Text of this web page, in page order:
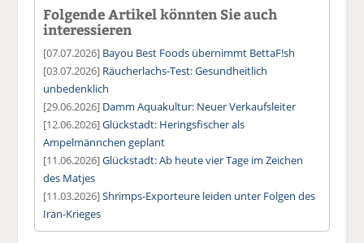
Folgende Artikel könnten Sie auch
interessieren
[07.07.2026] Bayou Best Foods übernimmt BettaF!sh
[03.07.2026] Räucherlachs-Test: Gesundheitlich
unbedenklich
[29.06.2026] Damm Aquakultur: Neuer Verkaufsleiter
[12.06.2026]Glückstadt: Heringsfischer als
Ampelmännchen geplant
[11.06.2026]Glückstadt: Ab heute vier Tage im Zeichen
des Matjes
[11.03.2026]Shrimps-Exporteure leiden unter Folgen des
Iran-Krieges